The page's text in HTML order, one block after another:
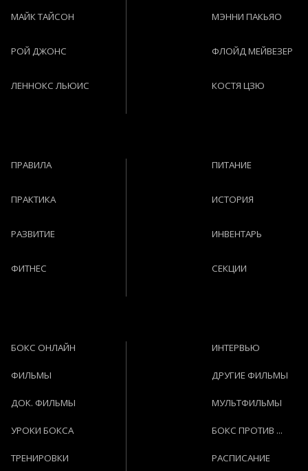
МАЙК ТАЙСОН
РОЙ ДЖОНС
ЛЕННОКС ЛЬЮИС
МЭННИ ПАКЬЯО
ФЛОЙД МЕЙВЕЗЕР
КОСТЯ ЦЗЮ
ПРАВИЛА
ПРАКТИКА
РАЗВИТИЕ
ФИТНЕС
ПИТАНИЕ
ИСТОРИЯ
ИНВЕНТАРЬ
СЕКЦИИ
БОКС ОНЛАЙН
ФИЛЬМЫ
ДОК. ФИЛЬМЫ
УРОКИ БОКСА
ТРЕНИРОВКИ
ИНТЕРВЬЮ
ДРУГИЕ ФИЛЬМЫ
МУЛЬТФИЛЬМЫ
БОКС ПРОТИВ ...
РАСПИСАНИЕ